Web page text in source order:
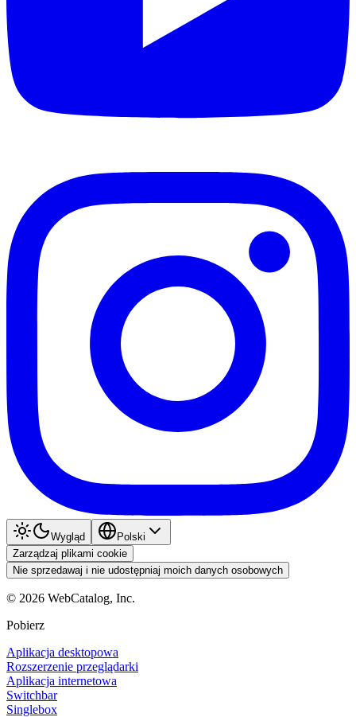
Wygląd
Polski
Zarządzaj plikami cookie
Nie sprzedawaj i nie udostępniaj moich danych osobowych
© 2026 WebCatalog, Inc.
Pobierz
Aplikacja desktopowa
Rozszerzenie przeglądarki
Aplikacja internetowa
Switchbar
Singlebox